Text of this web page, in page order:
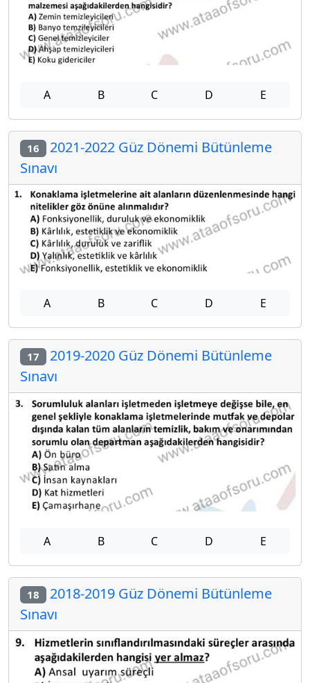
A B C D E
16 2021-2022 Güz Dönemi Bütünleme
Sınavı
A B C D E
17 2019-2020 Güz Dönemi Bütünleme
Sınavı
A B C D E
18 2018-2019 Güz Dönemi Bütünleme
Sınavı